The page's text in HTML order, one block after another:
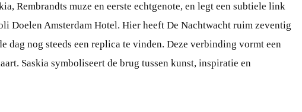
Rembrandts muze en eerste echtgenote, en legt een subtiele link
Doelen Amsterdam Hotel. Hier heeft De Nachtwacht ruim zeventig
dag nog steeds een replica te vinden. Deze verbinding vormt een
Saskia symboliseert de brug tussen kunst, inspiratie en